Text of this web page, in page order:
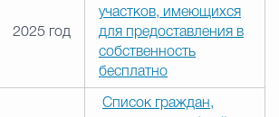
2025 год
участков, имеющихся
для предоставления в
собственность
бесплатно
Список граждан,